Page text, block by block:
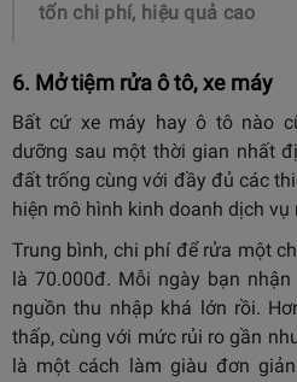
tốn chi phí, hiệu quả cao
6. Mở tiệm rửa ô tô, xe máy
Bất cứ xe máy hay ô tô nào
dưỡng sau một thời gian nhất
đất trống cùng với đầy đủ các
hiện mô hình kinh doanh dịch vụ
Trung bình, chi phí để rửa một
là 70.000đ. Mỗi ngày bạn
nguồn thu nhập khá lớn rồi.
thấp, cùng với mức rủi ro gần
là một cách làm giàu đơn